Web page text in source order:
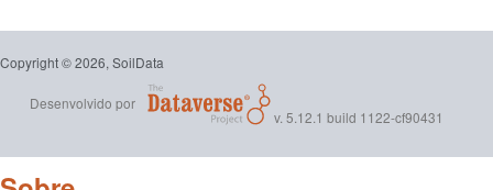
Copyright © 2026, SoilData
Desenvolvido por
v. 5.12.1 build 1122-cf90431